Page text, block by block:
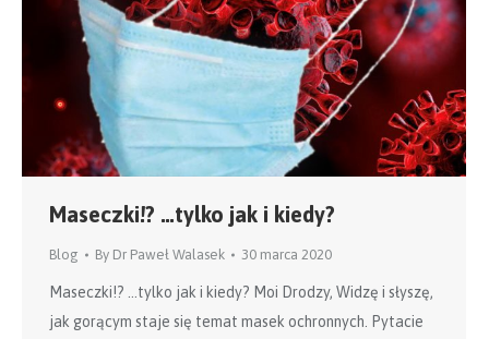
Maseczki!? …tylko jak i kiedy?
Blog By Dr Paweł Walasek 30 marca 2020
Maseczki!? …tylko jak i kiedy? Moi Drodzy, Widzę i słyszę,
jak gorącym staje się temat masek ochronnych. Pytacie